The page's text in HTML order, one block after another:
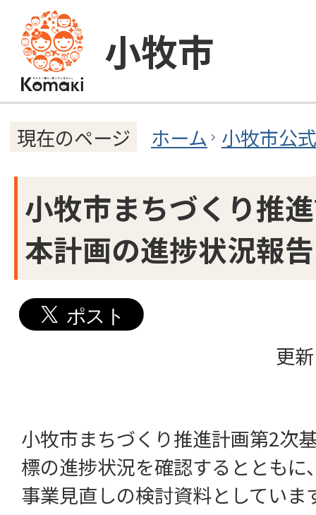
小牧市
現在のページ ホーム 小牧市公
小牧市まちづくり推
本計画の進捗状況報告
更
小牧市まちづくり推進計画第2次
標の進捗状況を確認するとともに
事業見直しの検討資料としていま